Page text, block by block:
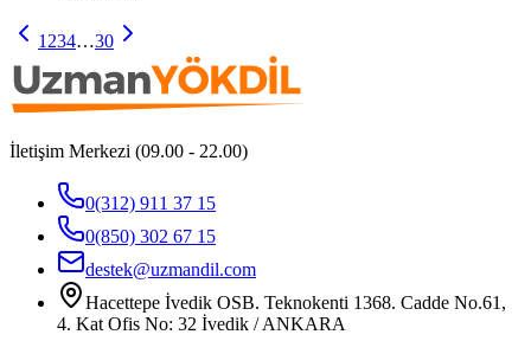
1 234…30
İletişim Merkezi (09.00 - 22.00)
0(312) 911 37 15
0(850) 302 67 15
destek@uzmandil.com
Hacettepe İvedik OSB. Teknokenti 1368. Cadde No.61,
4. Kat Ofis No: 32 İvedik / ANKARA